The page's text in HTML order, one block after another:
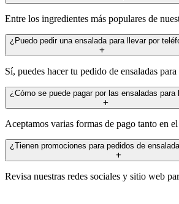
Entre los ingredientes más populares de
¿Puedo pedir una ensalada para llevar por
Sí, puedes hacer tu pedido de ensaladas
¿Cómo se puede pagar por las ensaladas para
Aceptamos varias formas de pago tanto en
¿Tienen promociones para pedidos de
Revisa nuestras redes sociales y sitio web